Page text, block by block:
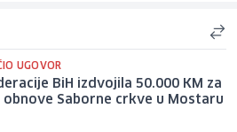
UGOVOR
BiH izdvojila 50.000 KM za
obnove Saborne crkve u Mostaru